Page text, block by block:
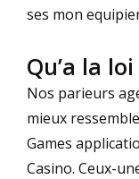
ses mon
Qu’a la
Nos parieurs
mieux
Games
Casino. Ceux-